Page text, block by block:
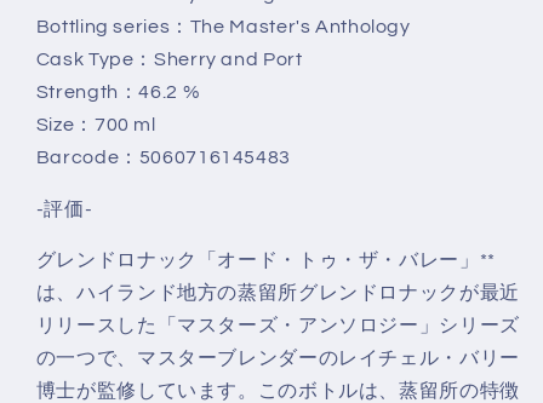
を
減
ら
す
を
増
や
Bottling series：The Master's Anthology
Cask Type：Sherry and Port
Strength：46.2 %
Size：700 ml
Barcode：5060716145483
-評価-
グレンドロナック「オード・トゥ・ザ・バレー」**
は、ハイランド地方の蒸留所グレンドロナックが最近
リリースした「マスターズ・アンソロジー」シリーズ
の一つで、マスターブレンダーのレイチェル・バリー
博士が監修しています。このボトルは、蒸留所の特徴